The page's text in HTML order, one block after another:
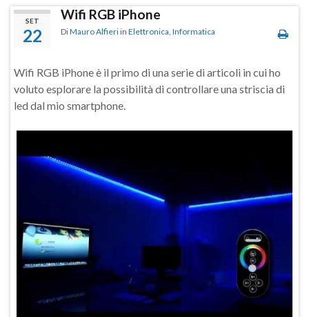
SET
22
Wifi RGB iPhone
DiMauro Alfieri in Elettronica, Informatica
Wifi RGB iPhone è il primo di una serie di articoli in cui ho
voluto esplorare la possibilità di controllare una striscia di
led dal mio smartphone.